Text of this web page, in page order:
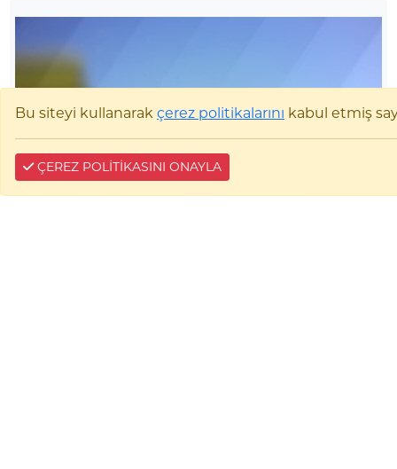
Bu siteyi kullanarak çerez politikalarını kabul etmiş
ÇEREZ POLİTİKASINI ONAYLA